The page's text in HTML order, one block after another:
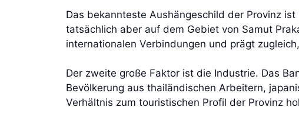
Das bekannteste Aushängeschild der Provinz
tatsächlich aber auf dem Gebiet von Samut
internationalen Verbindungen und prägt
Der zweite große Faktor ist die Industrie. Das
Bevölkerung aus thailändischen Arbeitern,
Verhältnis zum touristischen Profil der Provinz